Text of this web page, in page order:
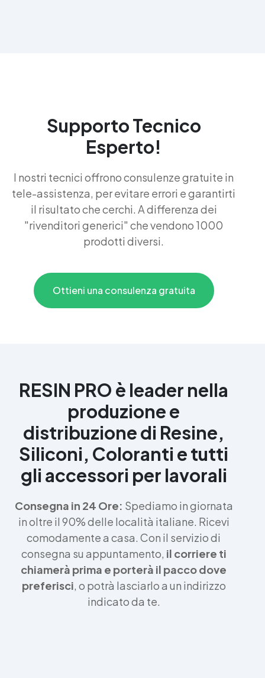
Supporto Tecnico
Esperto!
I nostri tecnici offrono consulenze gratuite in
tele-assistenza, per evitare errori e garantirti
il risultato che cerchi. A differenza dei
"rivenditori generici" che vendono 1000
prodotti diversi.
Ottieni una consulenza gratuita
RESIN PRO è leader nella
produzione e
distribuzione di Resine,
Siliconi, Coloranti e tutti
gli accessori per lavorali
Consegna in 24 Ore: Spediamo in giornata
in oltre il 90% delle località italiane. Ricevi
comodamente a casa. Con il servizio di
consegna su appuntamento, il corriere ti
chiamerà prima e porterà il pacco dove
preferisci, o potrà lasciarlo a un indirizzo
indicato da te.